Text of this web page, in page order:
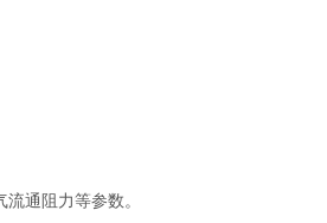
通阻力等参数。